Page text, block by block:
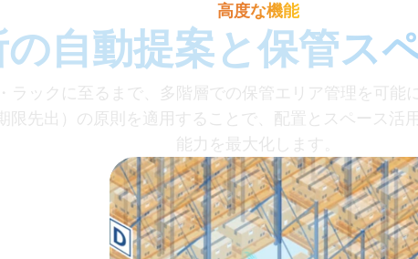
高度な機能
自動提案と保管ス
ラックに至るまで、多階層での保管エリア管理を可能
限先出）の原則を適用することで、配置とスペース活
能力を最大化します。